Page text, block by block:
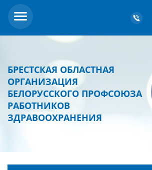
БРЕСТСКАЯ ОБЛАСТНАЯ
ОРГАНИЗАЦИЯ
БЕЛОРУССКОГО ПРОФСОЮЗА
РАБОТНИКОВ
ЗДРАВООХРАНЕНИЯ